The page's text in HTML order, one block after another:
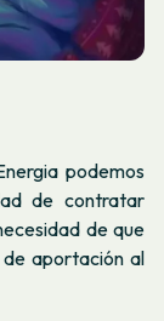
podemos
de contratar
de que
de aportación al